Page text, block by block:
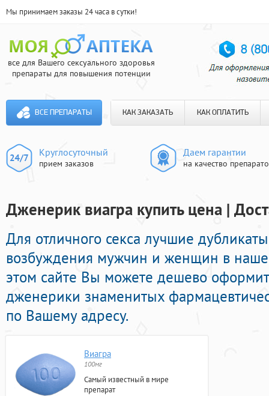
Мы принимаем заказы 24 часа в сутки!
все для Вашего сексуального здоровья
препараты для повышения потенции
ВСЕ ПРЕПАРАТЫ КАК ЗАКАЗАТЬ КАК ОПЛАТИТЬ
Круглосуточный
прием заказов
Даем гарантии
на качество
Дженерик виагра купить цена |
Для отличного секса лучшие
возбуждения мужчин и женщин в
этом сайте Вы можете дешево
дженерики знаменитых
по Вашему адресу.
Виагра
100мг
Самый известный в мире
препарат